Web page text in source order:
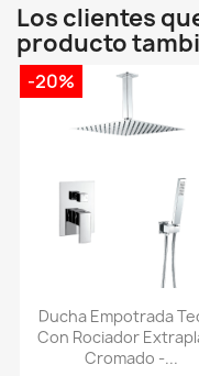
Los clientes
producto
Ducha Empotrada
Con Rociador
Cromado -...
-20%